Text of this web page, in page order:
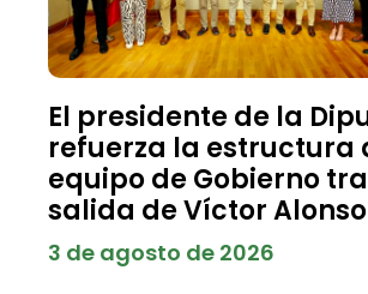
El presidente de la
refuerza la estructura
equipo de Gobierno
salida de Víctor
3 de agosto de 2026